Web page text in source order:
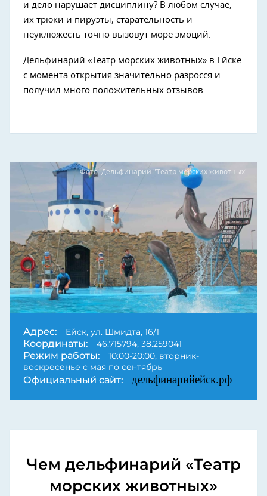
и дело нарушает дисциплину? В любом случае,
их трюки и пируэты, старательность и
неуклюжесть точно вызовут море эмоций.
Дельфинарий «Театр морских животных» в Ейске
с момента открытия значительно разросся и
получил много положительных отзывов.
Фото: Дельфинарий "Театр морских животных"
Адрес: Ейск, ул. Шмидта, 16/1
Координаты: 46.715794, 38.259041
Режим работы:
10:00-20:00, вторник-
воскресенье с мая по сентябрь
Официальный сайт: дельфинарийейск.рф
Чем дельфинарий «Театр
морских животных»